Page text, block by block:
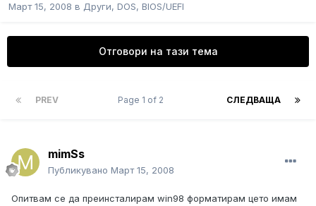
Март 15, 2008 в Други, DOS, BIOS/UEFI
Отговори на тази тема
PREV СЛЕДВАЩА
Page 1 of 2
mimSs
Публикувано Март 15, 2008
Опитвам се да преинсталирам win98 форматирам цето имам